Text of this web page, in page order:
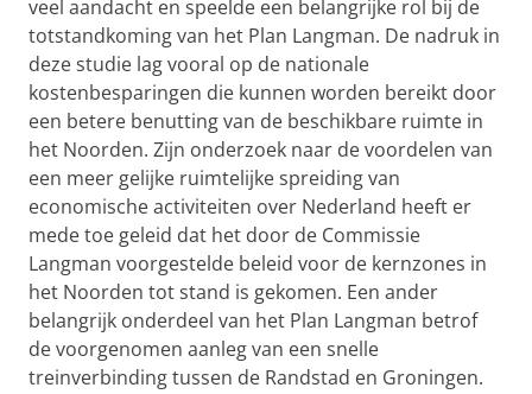
veel aandacht en speelde een belangrijke rol bij de
totstandkoming van het Plan Langman. De nadruk in
deze studie lag vooral op de nationale
kostenbesparingen die kunnen worden bereikt door
een betere benutting van de beschikbare ruimte in
het Noorden. Zijn onderzoek naar de voordelen van
een meer gelijke ruimtelijke spreiding van
economische activiteiten over Nederland heeft er
mede toe geleid dat het door de Commissie
Langman voorgestelde beleid voor de kernzones in
het Noorden tot stand is gekomen. Een ander
belangrijk onderdeel van het Plan Langman betrof
de voorgenomen aanleg van een snelle
treinverbinding tussen de Randstad en Groningen.